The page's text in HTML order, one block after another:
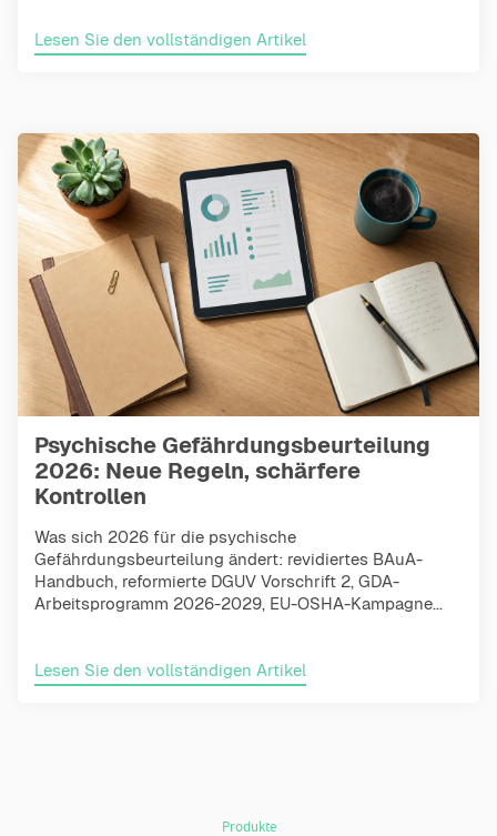
Lesen Sie den vollständigen Artikel
Psychische Gefährdungsbeurteilung
2026: Neue Regeln, schärfere
Kontrollen
Was sich 2026 für die psychische
Gefährdungsbeurteilung ändert: revidiertes BAuA-
Handbuch, reformierte DGUV Vorschrift 2, GDA-
Arbeitsprogramm 2026-2029, EU-OSHA-Kampagne...
Lesen Sie den vollständigen Artikel
Produkte